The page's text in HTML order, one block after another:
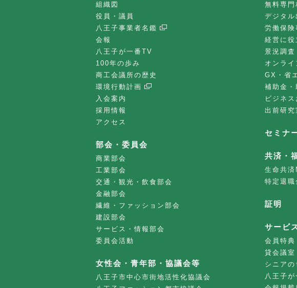
組織図
役員・議員
八王子事業者名鑑
会報
八王子が一番TV
100年の歩み
商工会議所の歴史
環境行動計画
入会案内
採用情報
アクセス
部会・委員会
商業部会
工業部会
交通・観光・飲食部会
金融部会
繊維・ファッション部会
建設部会
サービス・情報部会
委員会活動
女性会・青年部・協議会等
八王子市中心市街地活性化協議会
無料専門
デジタル
労働保険
経営に役
景況調
オンラ
GX・省
補助金・
ビジネ
出前研究
セミナ
共済・
生命共
特定退職
証明
サービ
会員特典
貸会議室
シニアの
八王子が